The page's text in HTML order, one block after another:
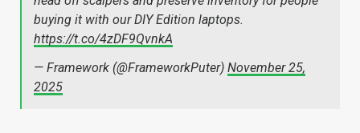
buying it with our DIY Edition laptops.
https://t.co/4zDF9QvnkA
— Framework (@FrameworkPuter) November 25,
2025